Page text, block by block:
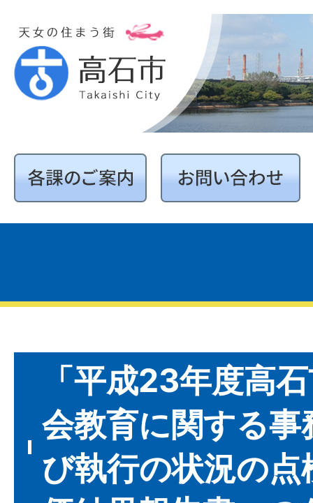
「平成23年度高
会教育に関する事
び執行の状況の点